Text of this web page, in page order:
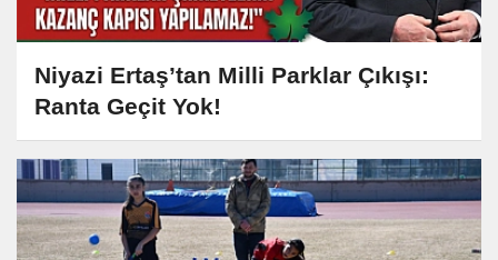
Niyazi Ertaş’tan Milli Parklar Çıkışı:
Ranta Geçit Yok!